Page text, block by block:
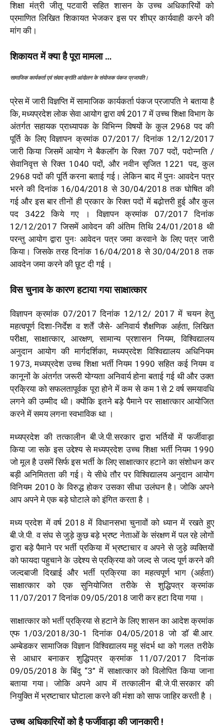
शिक्षा मंत्री जीतू पटवारी सहित शासन के उच्च अधिकारियों को
प्रमाणित लिखित शिकायत भेजकर इस पर शीघ्र कार्यवाही करने की
मांग की।
शिकायत में क्या है पूरा मामला …
सामाजिक कार्यकर्ता एवं संवाद क्रांति आंदोलन के संयोजक पंकज प्रजापति।
प्रेस में जारी विज्ञप्ति में सामाजिक कार्यकर्ता पंकज प्रजापति ने बताया है
कि, मध्यप्रदेश लोक सेवा आयोग द्वारा वर्ष 2017 में उच्च शिक्षा विभाग के
अंतर्गत सहायक प्राध्यापक के विभिन्न विषयों के कुल 2968 पद की
पूर्ति के लिए विज्ञापन क्रमांक 07/2017/ दिनांक 12/12/2017
जारी किया जिसमें आयोग ने बैकलॉग के रिक्त 707 पदों, पदोन्नति /
सेवानिवृत्त से रिक्त 1040 पदों, और नवीन सृजित 1221 पद, कुल
2968 पदों की पूर्ति करना बताई गई। लेकिन बाद में पुनः आवदेन पत्र
भरने की दिनांक 16/04/2018 से 30/04/2018 तक घोषित की
गई और इस बार तीनों ही प्रकार के रिक्त पदों में बढ़ोत्तरी हुई और कुल
पद 3422 किये गए । विज्ञापन क्रमांक 07/2017 दिनांक
12/12/2017 जिसमें आवेदन की अंतिम तिथि 24/01/2018 थी
परन्तु आयोग द्वारा पुनः आवेदन पत्र जमा करवाने के लिए पत्र जारी
किया। जिसके तरह दिनांक 16/04/2018 से 30/04/2018 तक
आवदेन जमा करने की छूट दी गई ।
विस चुनाव के कारण हटाया गया साक्षात्कार
विज्ञापन क्रमांक 07/2017 दिनांक 12/12/ 2017 में चयन हेतु
महत्वपूर्ण दिशा-निर्देश व शर्तें जैसे- अनिवार्य शैक्षणिक अर्हता, लिखित
परीक्षा, साक्षात्कार, आरक्षण, सामान्य प्रशासन नियम, विश्विद्यालय
अनुदान आयोग की मार्गदर्शिका, मध्यप्रदेश विश्विद्यालय अधिनियम
1973, मध्यप्रदेश उच्च शिक्षा भर्ती नियम 1990 सहित कई नियम व
कानूनों के अंतर्गत जरूरी योग्यता अनिवार्य होना बताई गई थी और उक्त
प्रक्रिया को सफलतापूर्वक पूरा होने में कम से कम 1से 2 वर्ष समयावधि
लगने की उम्मीद थी। क्योंकि इतने बड़े पैमाने पर साक्षात्कार आयोजित
करने में समय लगना स्वभाविक था ।
मध्यप्रदेश की तत्कालीन बी.जे.पी.सरकार द्वारा भर्तियों में फर्जीवाड़ा
किया जा सके इस उद्देश्य से मध्यप्रदेश उच्च शिक्षा भर्ती नियम 1990
जो मूल है उसमें सिर्फ इस भर्ती के लिए साक्षात्कार हटाने का संशोधन कर
बड़ी अनिमितता की गई। ये सीधे तौर पर विश्विद्यालय अनुदान आयोग
विनियम 2010 के विरुद्ध होकर उसका सीधा उलंघन है। जोकि अपने
आप अपने मे एक बड़े घोटाले को इंगित करता है ।
मध्य प्रदेश में वर्ष 2018 में विधानसभा चुनावों को ध्यान में रखते हुए
बी.जे.पी. व संघ से जुड़े कुछ बड़े भ्रष्ट नेताओं के संरक्षण में पल रहे लोगों
द्वारा बड़े पैमाने पर भर्ती प्रकिया में भ्रष्टाचार व अपने से जुड़े व्यक्तियों
को फायदा पहुचाने के उद्देश्य से प्रक्रिया को जल्द से जल्द पूर्ण करने की
जल्दबाजी दिखाई और भर्ती प्रक्रिया का महत्वपूर्ण भाग (अर्हता)
साक्षात्कार को एक सुनियोजित तरीके से शुद्धिपत्र क्रमांक
11/07/2017 दिनांक 09/05/2018 जारी कर हटा दिया गया ।
साक्षात्कार को भर्ती प्रक्रिया से हटाने के लिए शासन का आदेश क्रमांक
एफ 1/03/2018/30-1 दिनांक 04/05/2018 जो डॉ बी.आर.
अम्बेडकर सामाजिक विज्ञान विश्विद्यालय महू संदर्भ था को गलत तरीके
से आधार बनाकर शुद्धिपत्र क्रमांक 11/07/2017 दिनांक
09/05/2018 के बिंदु “3” में साक्षात्कार को विलोपित किया जाना
बताया गया। जोकि अपने आप में तत्कालीन बी.जे.पी.सरकार की
नियुक्ति में भ्रष्टाचार घोटाला करने की मंशा को साफ जाहिर करती है ।
उच्च अधिकारियों को है फर्जीवाड़ा की जानकारी !